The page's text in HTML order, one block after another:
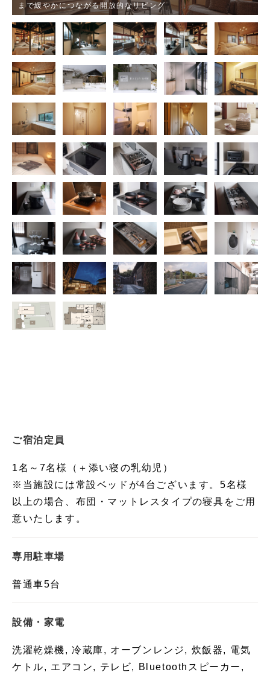
まで緩やかにつながる開放的なリビング
ご宿泊定員
1名～7名様（＋添い寝の乳幼児）
※当施設には常設ベッドが4台ございます。5名様
以上の場合、布団・マットレスタイプの寝具をご用
意いたします。
専用駐車場
普通車5台
設備・家電
洗濯乾燥機, 冷蔵庫, オーブンレンジ, 炊飯器, 電気
ケトル, エアコン, テレビ, Bluetoothスピーカー,